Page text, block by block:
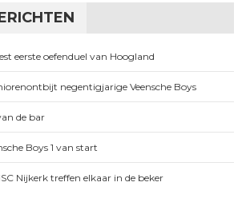
eerste oefenduel van Hoogland
negentigjarige Veensche Boys
de bar
Boys 1 van start
Nijkerk treffen elkaar in de beker